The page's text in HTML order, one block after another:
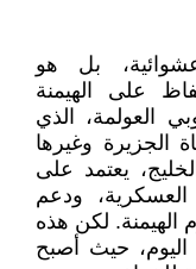
بل هو
على الهيمنة
العولمة، الذي
الجزيرة وغيرها
يعتمد على
العسكرية، ودعم
الهيمنة. لكن هذه
اليوم، حيث أصبح